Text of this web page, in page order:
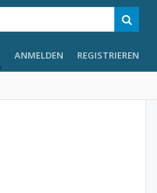
ANMELDEN REGISTRIEREN